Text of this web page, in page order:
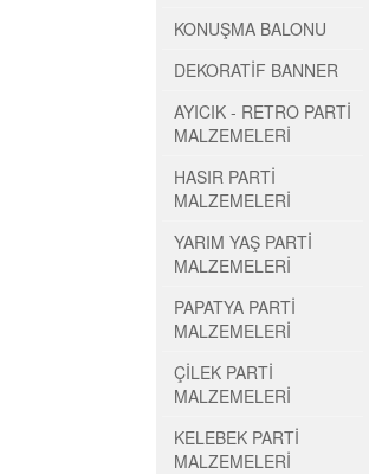
KONUŞMA BALONU
DEKORATİF BANNER
AYICIK - RETRO PARTİ
MALZEMELERİ
HASIR PARTİ
MALZEMELERİ
YARIM YAŞ PARTİ
MALZEMELERİ
PAPATYA PARTİ
MALZEMELERİ
ÇİLEK PARTİ
MALZEMELERİ
KELEBEK PARTİ
MALZEMELERİ